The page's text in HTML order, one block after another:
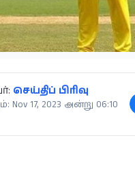
செய்திப் பிரிவு
Nov 17, 2023 அன்று 06:10